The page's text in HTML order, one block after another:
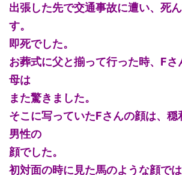
出張した先で交通事故に遭い、死
す。
即死でした。
お葬式に父と揃って行った時、Fさ
母は
また驚きました。
そこに写っていたFさんの顔は、穏
男性の
顔でした。
初対面の時に見た馬のような顔では